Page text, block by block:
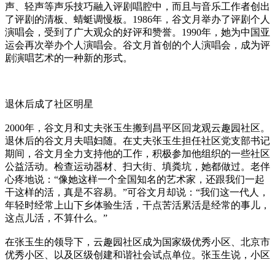
声、轻声等声乐技巧融入评剧唱腔中，而且与音乐工作者创出
了评剧的清板、蜻蜓调慢板。1986年，谷文月举办了评剧个人
演唱会，受到了广大观众的好评和赞誉。1990年，她为中国亚
运会再次举办个人演唱会。谷文月首创的个人演唱会，成为评
剧演唱艺术的一种新的形式。
退休后成了社区明星
2000年，谷文月和丈夫张玉生搬到昌平区回龙观云趣园社区。
退休后的谷文月夫唱妇随。在丈夫张玉生担任社区党支部书记
期间，谷文月全力支持他的工作，积极参加他组织的一些社区
公益活动。检查运动器材、扫大街、填粪坑，她都做过。老伴
心疼地说：“像她这样一个全国知名的艺术家，还跟我们一起
干这样的活，真是不容易。”可谷文月却说：“我们这一代人，
年轻时经常上山下乡体验生活，干点苦活累活是经常的事儿，
这点儿活，不算什么。”
在张玉生的领导下，云趣园社区成为国家级优秀小区、北京市
优秀小区、以及区级创建和谐社会试点单位。张玉生说，小区